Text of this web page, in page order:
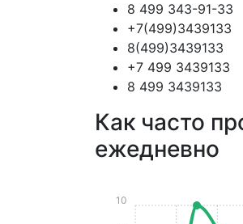
8 499 343-91-33
+7(499)3439133
8(499)3439133
+7 499 3439133
8 499 3439133
Как часто
ежедневно
10